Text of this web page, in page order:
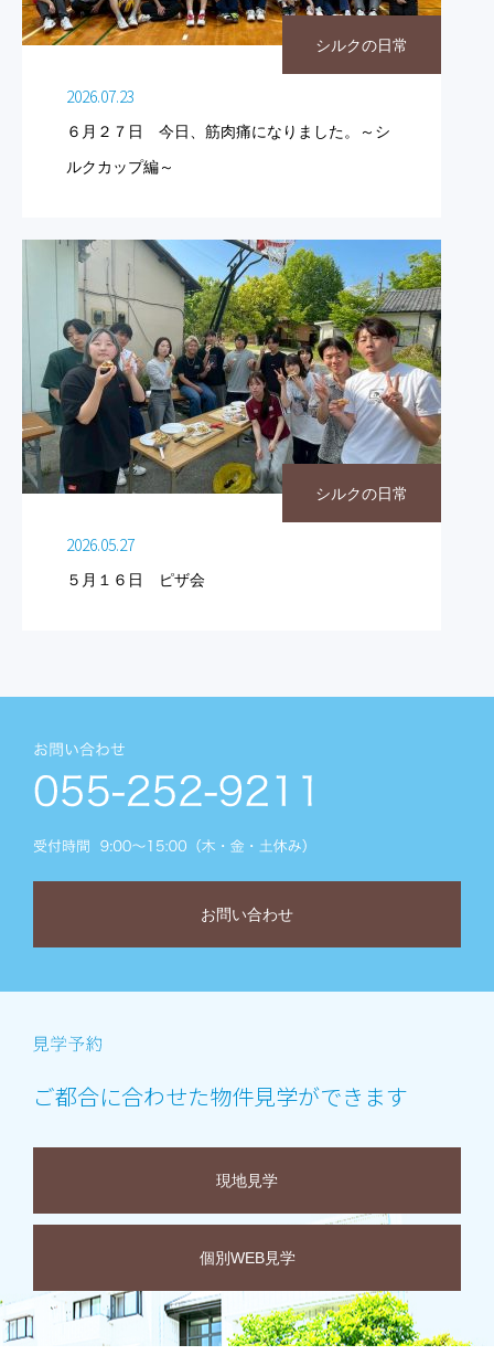
シルクの日常
2026.07.23
６月２７日 今日、筋肉痛になりました。～シ
ルクカップ編～
シルクの日常
2026.05.27
５月１６日 ピザ会
お問い合わせ
ご都合に合わせた物件見学ができます
現地見学
個別WEB見学